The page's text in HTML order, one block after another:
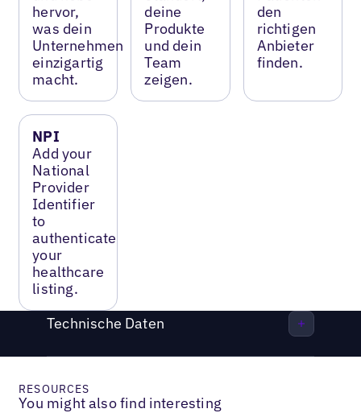
hervor,
was dein
Unternehmen
einzigartig
macht.
deine
Produkte
und dein
Team
zeigen.
den
richtigen
Anbieter
finden.
NPI
Add your
National
Provider
Identifier
to
authenticate
your
healthcare
listing.
Technische Daten
RESOURCES
You might also find interesting